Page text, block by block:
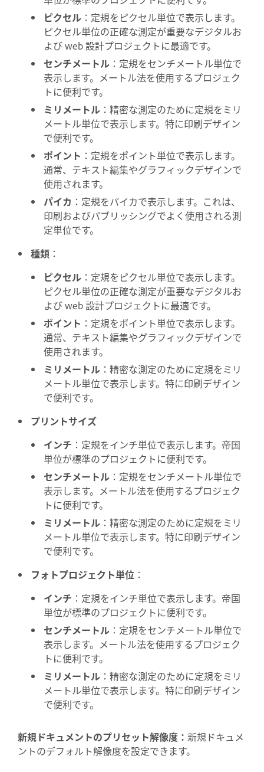
ピクセル ：定規をピクセル単位で表示します。
ピクセル単位の正確な測定が重要なデジタルお
よび web 設計プロジェクトに最適です。
センチメートル ：定規をセンチメートル単位で
表示します。メートル法を使用するプロジェク
トに便利です。
ミリメートル ：精密な測定のために定規をミリ
メートル単位で表示します。特に印刷デザイン
で便利です。
ポイント ：定規をポイント単位で表示します。
通常、テキスト編集やグラフィックデザインで
使用されます。
パイカ ：定規をパイカで表示します。これは、
印刷およびパブリッシングでよく使用される測
定単位です。
種類 ：
ピクセル ：定規をピクセル単位で表示します。
ピクセル単位の正確な測定が重要なデジタルお
よび web 設計プロジェクトに最適です。
ポイント ：定規をポイント単位で表示します。
通常、テキスト編集やグラフィックデザインで
使用されます。
ミリメートル ：精密な測定のために定規をミリ
メートル単位で表示します。特に印刷デザイン
で便利です。
プリントサイズ
インチ ：定規をインチ単位で表示します。帝国
単位が標準のプロジェクトに便利です。
センチメートル ：定規をセンチメートル単位で
表示します。メートル法を使用するプロジェク
トに便利です。
ミリメートル ：精密な測定のために定規をミリ
メートル単位で表示します。特に印刷デザイン
で便利です。
フォトプロジェクト単位 ：
インチ ：定規をインチ単位で表示します。帝国
単位が標準のプロジェクトに便利です。
センチメートル ：定規をセンチメートル単位で
表示します。メートル法を使用するプロジェク
トに便利です。
ミリメートル ：精密な測定のために定規をミリ
メートル単位で表示します。特に印刷デザイン
で便利です。
新規ドキュメントのプリセット解像度： 新規ドキュメ
ントのデフォルト解像度を設定できます。